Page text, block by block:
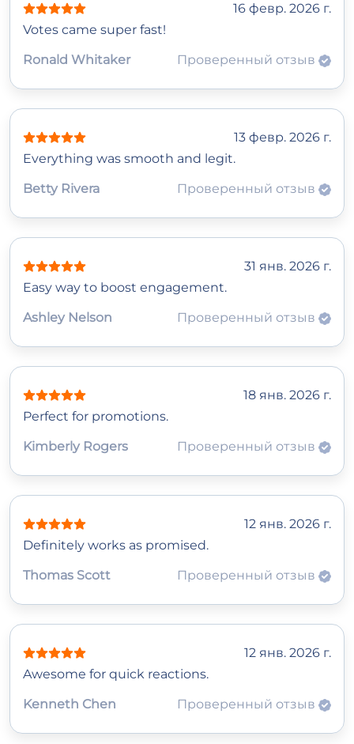
16 февр. 2026 г.
Votes came super fast!
Ronald Whitaker
Проверенный отзыв
13 февр. 2026 г.
Everything was smooth and legit.
Betty Rivera
Проверенный отзыв
31 янв. 2026 г.
Easy way to boost engagement.
Ashley Nelson
Проверенный отзыв
18 янв. 2026 г.
Perfect for promotions.
Kimberly Rogers
Проверенный отзыв
12 янв. 2026 г.
Definitely works as promised.
Thomas Scott
Проверенный отзыв
12 янв. 2026 г.
Awesome for quick reactions.
Kenneth Chen
Проверенный отзыв